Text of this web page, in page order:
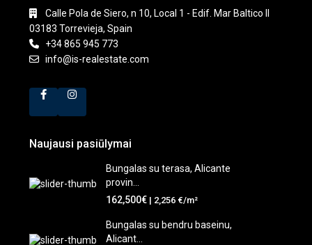
Calle Pola de Siero, n 10, Local 1 - Edif. Mar Baltico II
03183 Torrevieja, Spain
+34 865 945 773
info@is-realestate.com
Naujausi pasiūlymai
Bungalas su terasa, Alicante
provin...
162,500€ | 2,256 €/m²
Bungalas su bendru baseinu,
Alicant...